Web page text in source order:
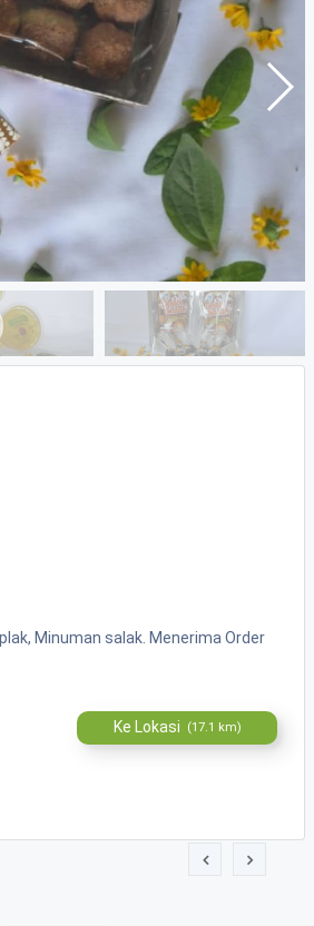
Minuman salak. Menerima Order
Ke Lokasi (17.1 km)